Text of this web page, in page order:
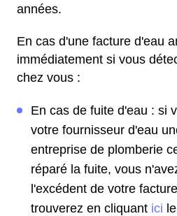
années.
En cas d'une facture d'eau
immédiatement si vous
chez vous :
En cas de fuite d'eau : si
votre fournisseur d'eau
entreprise de plomberie
réparé la fuite, vous
l'excédent de votre
trouverez en cliquant ici